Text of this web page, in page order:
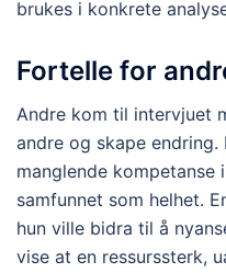
brukes i konkrete
Fortelle for
Andre kom til intervjuet
andre og skape
manglende
samfunnet som helhet.
hun ville bidra til å
vise at en ressurssterk,